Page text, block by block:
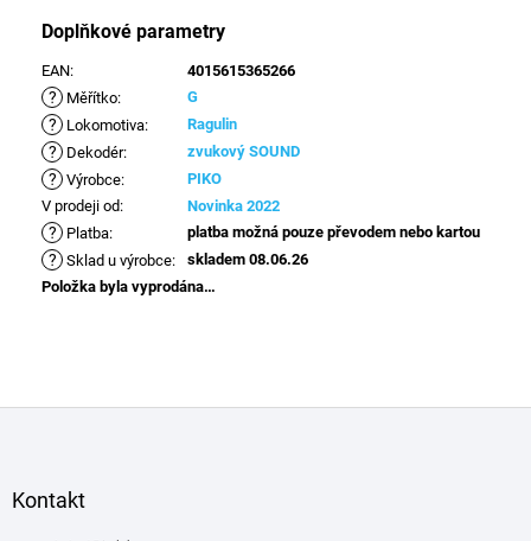
Doplňkové parametry
EAN: 4015615365266
? Měřítko: G
? Lokomotiva: Ragulin
? Dekodér: zvukový SOUND
? Výrobce:
PIKO
V prodeji od: Novinka 2022
? Platba: platba možná pouze převodem nebo kartou
? Sklad u výrobce:
skladem 08.06.26
Položka byla vyprodána…
Kontakt